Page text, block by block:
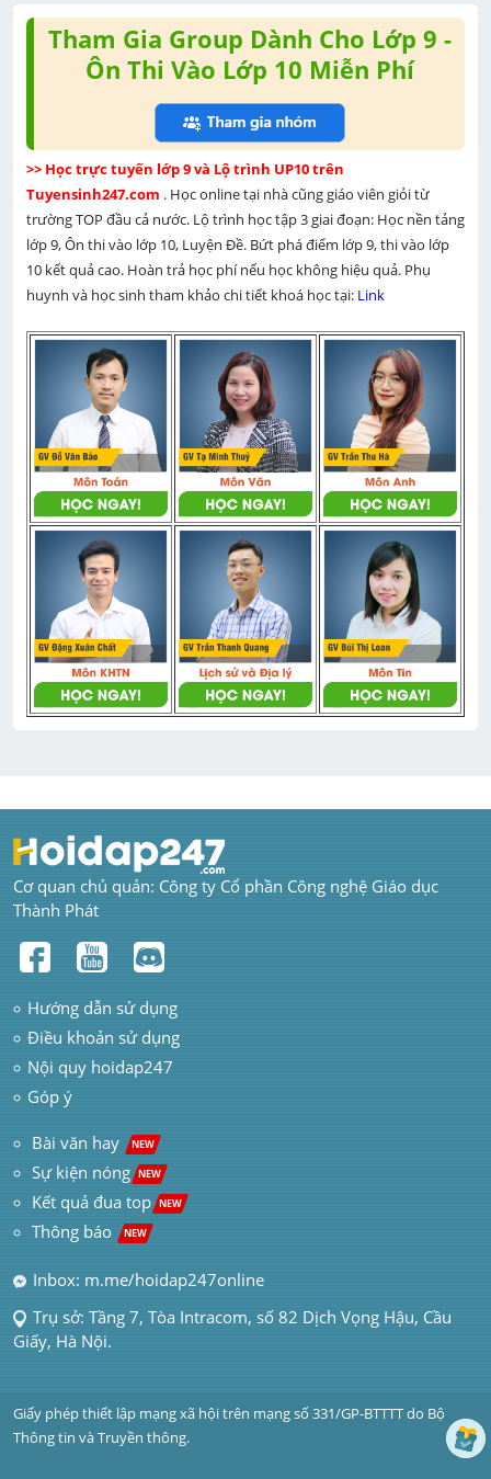
Tham Gia Group Dành Cho Lớp 9 -
Ôn Thi Vào Lớp 10 Miễn Phí
>> Học trực tuyến lớp 9 và Lộ trình UP10 trên
Tuyensinh247.com . Học online tại nhà cũng giáo viên giỏi từ
trường TOP đầu cả nước. Lộ trình học tập 3 giai đoạn: Học nền tảng
lớp 9, Ôn thi vào lớp 10, Luyện Đề. Bứt phá điểm lớp 9, thi vào lớp
10 kết quả cao. Hoàn trả học phí nếu học không hiệu quả. Phụ
huynh và học sinh tham khảo chi tiết khoá học tại: Link
Cơ quan chủ quản: Công ty Cổ phần Công nghệ Giáo dục
Thành Phát
Hướng dẫn sử dụng
Điều khoản sử dụng
Nội quy hoidap247
Góp ý
Bài văn hay NEW
Sự kiện nóng NEW
Kết quả đua top NEW
Thông báo NEW
Inbox: m.me/hoidap247online
Trụ sở: Tầng 7, Tòa Intracom, số 82 Dịch Vọng Hậu, Cầu
Giấy, Hà Nội.
Giấy phép thiết lập mạng xã hội trên mạng số 331/GP-BTTTT do Bộ
Thông tin và Truyền thông.